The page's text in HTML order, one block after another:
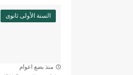
السنة الأولى ثانوى
منذ بضع اعوام